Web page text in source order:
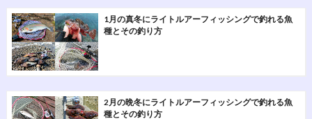
1月の真冬にライトルアーフィッシングで釣れる魚
種とその釣り方
2月の晩冬にライトルアーフィッシングで釣れる魚
種とその釣り方